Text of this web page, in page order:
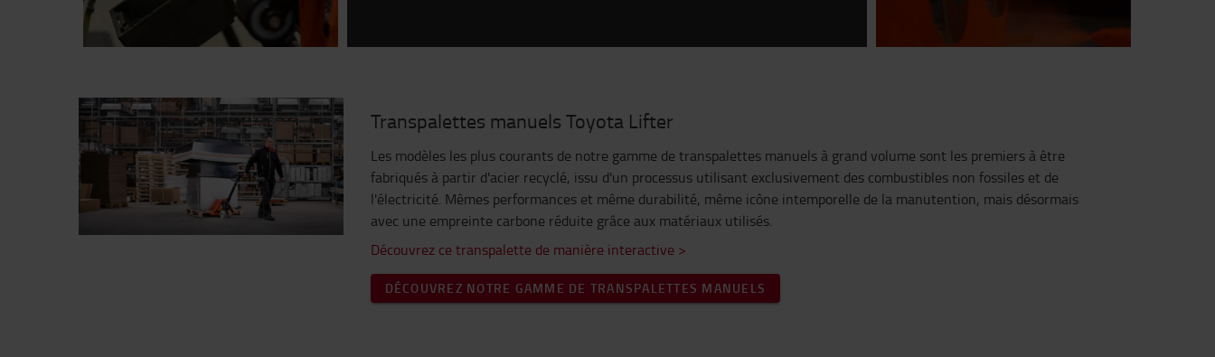
Transpalettes manuels Toyota Lifter
Les modèles les plus courants de notre gamme de transpalettes manuels à grand volume sont les premiers à être
fabriqués à partir d'acier recyclé, issu d'un processus utilisant exclusivement des combustibles non fossiles et de
l'électricité. Mêmes performances et même durabilité, même icône intemporelle de la manutention, mais désormais
avec une empreinte carbone réduite grâce aux matériaux utilisés.
Découvrez ce transpalette de manière interactive >
DÉCOUVREZ NOTRE GAMME DE TRANSPALETTES MANUELS